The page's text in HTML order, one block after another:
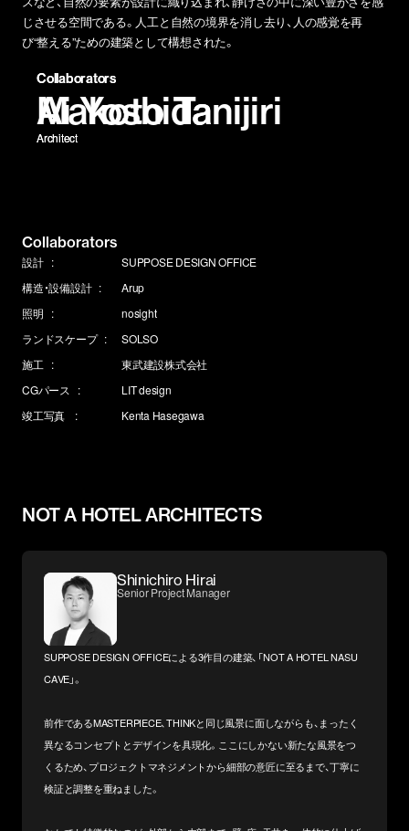
じさせる空間である。人工と自然の境界を消し去り、人の感覚を再
び“整える”ための建築として構想された。
Collaborators
Makoto Tanijiri
Architect
Collaborators
Ai Yoshida
Architect
Collaborators
設計
SUPPOSE DESIGN OFFICE
構造・設備設計
Arup
照明
nosight
ランドスケープ
SOLSO
施工
東武建設株式会社
CGパース
LIT design
竣工写真
Kenta Hasegawa
NOT A HOTEL ARCHITECTS
Shinichiro Hirai
Senior Project Manager
SUPPOSE DESIGN OFFICEによる3作目の建築、「NOT A HOTEL NASU
CAVE」。
前作であるMASTERPIECE、THINKと同じ風景に面しながらも、まったく
異なるコンセプトとデザインを具現化。ここにしかない新たな風景をつ
くるため、プロジェクトマネジメントから細部の意匠に至るまで、丁寧に
検証と調整を重ねました。